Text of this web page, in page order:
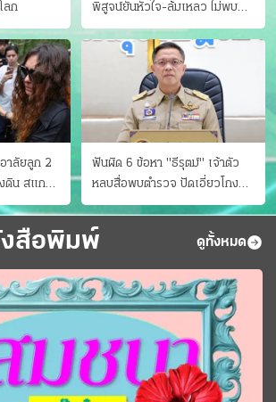
ลก
พิสูจน์ยันหัวใจ-ล้มเหลว ไม่พบ
บาดแผล
าลัยลูก 2
ดิน สแกน
ฟันผิด 6 ข้อหา "ธีรุตม์" เจ้าตัว
หลบสื่อพบตำรวจ ปัดเอี่ยวโกง
สอบท้องถิ่น จ่อบี้รํ่ารวยมากปกติ
สือพิมพ์ ดูทั้งหมด